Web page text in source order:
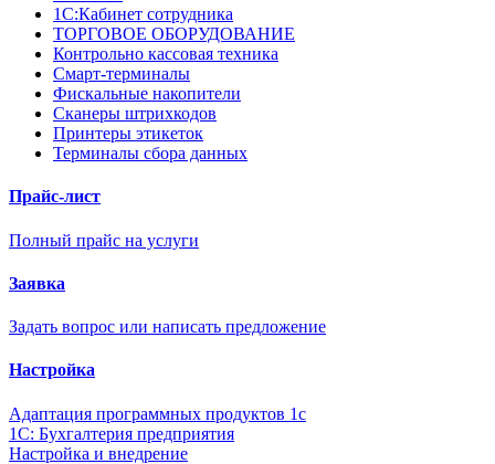
1С:Кабинет сотрудника
ТОРГОВОЕ ОБОРУДОВАНИЕ
Контрольно кассовая техника
Смарт-терминалы
Фискальные накопители
Сканеры штрихкодов
Принтеры этикеток
Терминалы сбора данных
Прайс-лист
Полный прайс на услуги
Заявка
Задать вопрос или написать предложение
Настройка
Адаптация программных продуктов 1с
1С: Бухгалтерия предприятия
Настройка и внедрение